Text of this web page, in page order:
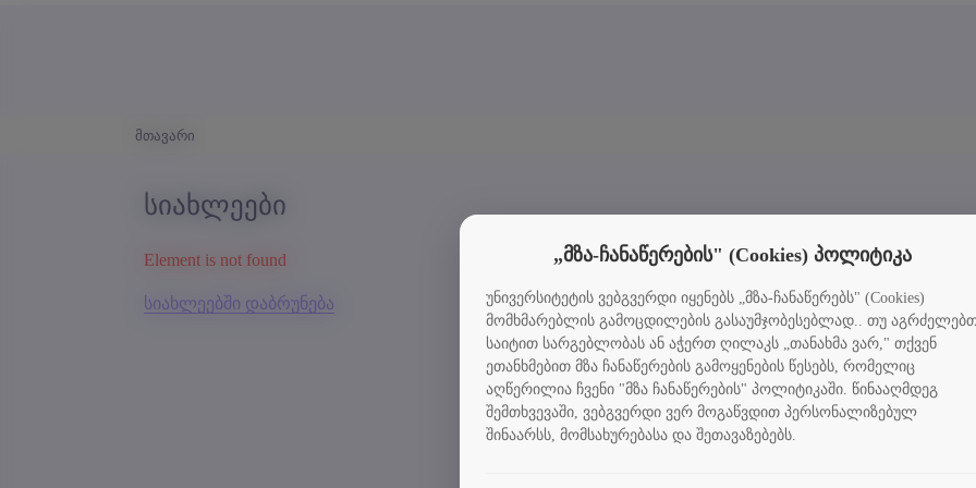
მთავარი
სიახლეები
Element is not found
სიახლეებში დაბრუნება
„მზა-ჩანაწერების" (Cookies) პოლიტიკა
უნივერსიტეტის ვებგვერდი იყენებს „მზა-ჩანაწერებს" (Cookies)
მომხმარებლის გამოცდილების გასაუმჯობესებლად.. თუ
საიტით სარგებლობას ან აჭერთ ღილაკს „თანახმა ვარ," თქვენ
ეთანხმებით მზა ჩანაწერების გამოყენების წესებს, რომელიც
აღწერილია ჩვენი "მზა ჩანაწერების" პოლიტიკაში. წინააღმდეგ
შემთხვევაში, ვებგვერდი ვერ მოგაწვდით პერსონალიზებულ
შინაარსს, მომსახურებასა და შეთავაზებებს.